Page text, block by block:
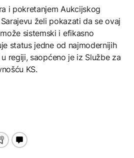
i pokretanjem Aukcijskog
želi pokazati da se ovaj
sistemski i efikasno
status jedne od najmodernijih
regiji, saopćeno je iz Službe za
KS.